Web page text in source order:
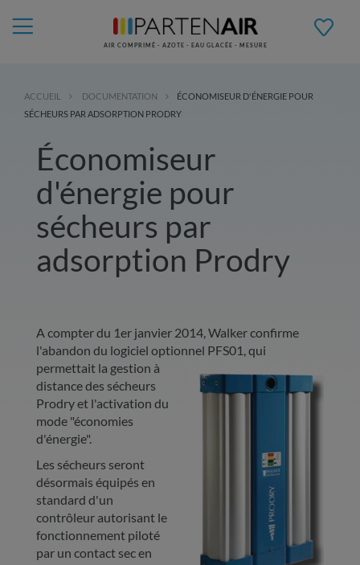
AIR COMPRIMÉ - AZOTE - EAU GLACÉE - MESURE
ACCUEIL DOCUMENTATION
ÉCONOMISEUR D'ÉNERGIE POUR
SÉCHEURS PAR ADSORPTION PRODRY
Économiseur
d'énergie pour
sécheurs par
adsorption Prodry
A compter du 1er janvier 2014, Walker confirme
l'abandon du logiciel optionnel PFS01, qui
permettait la gestion à
distance des sécheurs
Prodry et l'activation du
mode "économies
d'énergie".
Les sécheurs seront
désormais équipés en
standard d'un
contrôleur autorisant le
fonctionnement piloté
par un contact sec en